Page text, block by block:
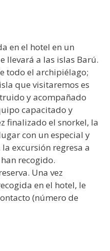
en el hotel en un
llevará a las islas Barú.
todo el archipiélago;
que visitaremos es
y acompañado
capacitado y
finalizado el snorkel, la
con un especial y
excursión regresa a
recogido.
Una vez
en el hotel, le
(número de